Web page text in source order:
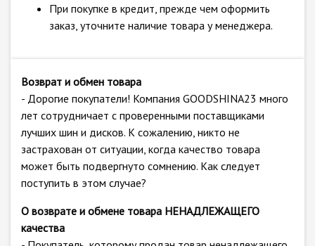
При покупке в кредит, прежде чем оформить
заказ, уточните наличие товара у менеджера.
Возврат и обмен товара
- Дорогие покупатели! Компания GOODSHINA23 много
лет сотрудничает с проверенными поставщиками
лучших шин и дисков. К сожалению, никто не
застрахован от ситуации, когда качество товара
может быть подвергнуто сомнению. Как следует
поступить в этом случае?
О возврате и обмене товара НЕНАДЛЕЖАЩЕГО
качества